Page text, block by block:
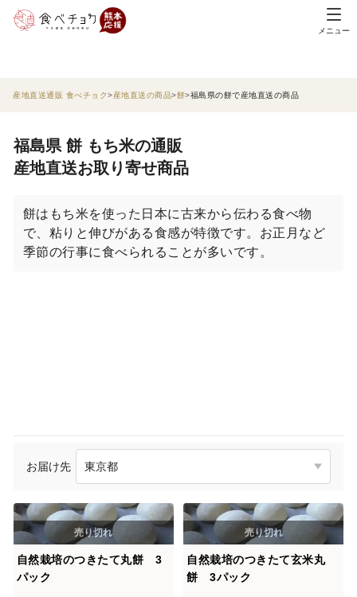
メニュー
産地直送通販 食べチョク 産地直送の商品 餅 福島県の餅で産地直送の商品
福島県 餅 もち米の通販
産地直送お取り寄せ商品
餅はもち米を使った日本に古来から伝わる食べ物
で、粘りと伸びがある食感が特徴です。お正月など
季節の行事に食べられることが多いです。
お届け先
自然栽培のつきたて丸餅 3
パック
自然栽培のつきたて玄米丸
餅 3パック